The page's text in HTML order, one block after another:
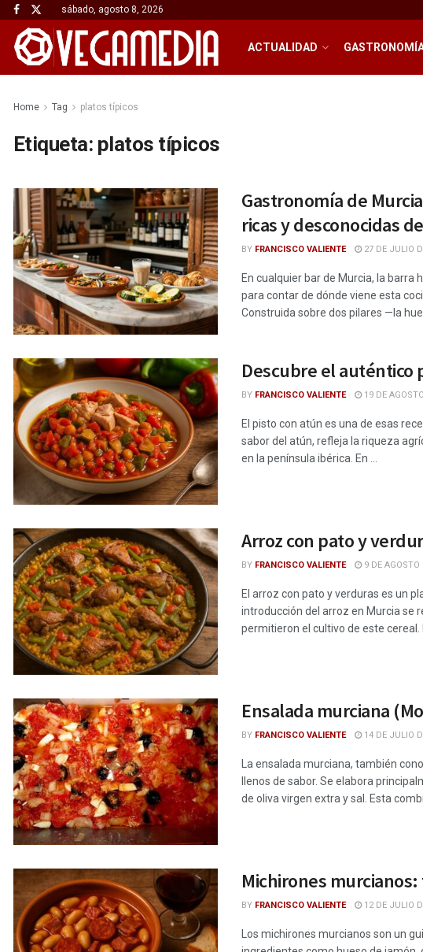
sábado, agosto 8, 2026
ACTUALIDAD
Home Tag platos típicos
Etiqueta: platos típicos
Gastronomía de
ricas y desconocidas
BY FRANCISCO VALIENTE 27 DE JULIO
En cualquier bar de Murcia, la
para contar de dónde viene esta
Construida sobre dos pilares —la
Descubre el auténtico
BY FRANCISCO VALIENTE 19 DE
El pisto con atún es una de esas
sabor del atún, refleja la riqueza
en la península ibérica. En ...
Arroz con pato y
BY FRANCISCO VALIENTE 9 DE AGOSTO
El arroz con pato y verduras es un
introducción del arroz en Murcia se
permitieron el cultivo de este cereal.
Ensalada murciana
BY FRANCISCO VALIENTE 14 DE JULIO
La ensalada murciana, también
llenos de sabor. Se elabora
de oliva virgen extra y sal. Esta
Michirones
BY FRANCISCO VALIENTE 12 DE JULIO
Los michirones murcianos son un